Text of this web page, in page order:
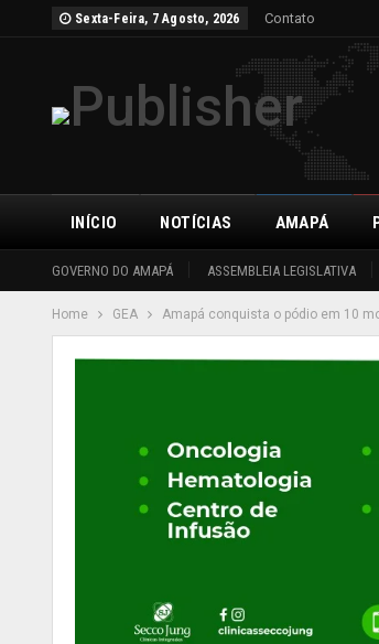
Sexta-Feira, 7 Agosto, 2026 Contato
INÍCIO
GOVERNO DO AMAPÁ ASSEMBLEIA LEGISLATIVA
NOTÍCIAS AMAPÁ
Home GEA Amapá conquista o pódio em 10